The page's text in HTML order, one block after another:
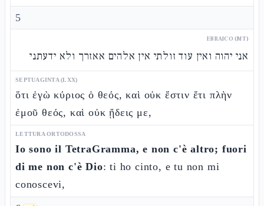
5
EBRAICO (MT)
אני יהוה ואין עוד זולתי אין אלהים אאזרך ולא ידעתני
SEPTUAGINTA (LXX)
ὅτι ἐγὼ κύριος ὁ θεός, καὶ οὐκ ἔστιν ἔτι πλὴν
ἐμοῦ θεός, καὶ οὐκ ᾔδεις με,
LETTURA ORTODOSSA
Io sono il TetraGramma, e non c'è altro; fuori
di me non c'è Dio: ti ho cinto, e tu non mi
conoscevi,